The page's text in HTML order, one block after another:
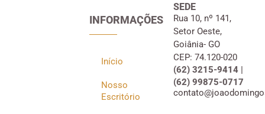
INFORMAÇÕES
Início
Nosso
Escritório
SEDE
Rua 10, nº 141,
Setor Oeste,
Goiânia- GO
CEP: 74.120-020
(62) 3215-9414 |
(62) 99875-0717